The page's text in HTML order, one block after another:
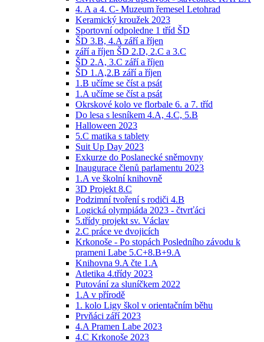
4. A a 4. C- Muzeum řemesel Letohrad
Keramický kroužek 2023
Sportovní odpoledne 1 tříd ŠD
ŠD 3.B, 4.A září a říjen
září a říjen ŠD 2.D, 2.C a 3.C
ŠD 2.A, 3.C září a říjen
ŠD 1.A,2.B září a říjen
1.B učíme se číst a psát
1.A učíme se číst a psát
Okrskové kolo ve florbale 6. a 7. tříd
Do lesa s lesníkem 4.A, 4.C, 5.B
Halloween 2023
5.C matika s tablety
Suit Up Day 2023
Exkurze do Poslanecké sněmovny
Inaugurace členů parlamentu 2023
1.A ve školní knihovně
3D Projekt 8.C
Podzimní tvoření s rodiči 4.B
Logická olympiáda 2023 - čtvrťáci
5.třídy projekt sv. Václav
2.C práce ve dvojicích
Krkonoše - Po stopách Posledního závodu k
prameni Labe 5.C+8.B+9.A
Knihovna 9.A čte 1.A
Atletika 4.třídy 2023
Putování za sluníčkem 2022
1.A v přírodě
1. kolo Ligy škol v orientačním běhu
Prvňáci září 2023
4.A Pramen Labe 2023
4.C Krkonoše 2023